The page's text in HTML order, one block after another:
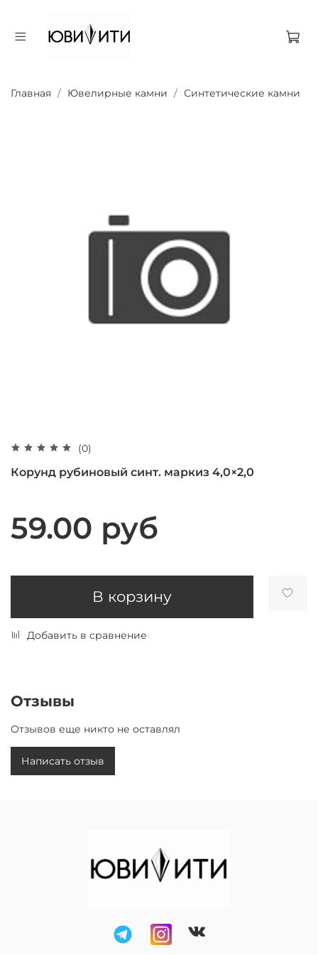
Главная Ювелирные камни Синтетические камни
(0)
Корунд рубиновый синт. маркиз 4,0×2,0
59.00 руб
В корзину
Добавить в сравнение
Отзывы
Отзывов еще никто не оставлял
Написать отзыв